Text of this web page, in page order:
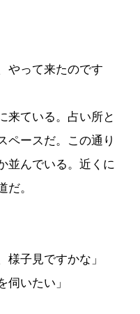
やって来たのです
来ている。占い所と
ペースだ。この通り
並んでいる。近くに
だ。
様子見ですかな」
伺いたい」